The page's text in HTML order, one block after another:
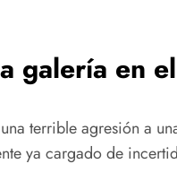
galería en
terrible agresión a
ya cargado de